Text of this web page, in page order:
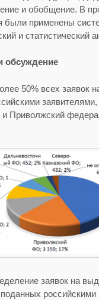
и обобщение. В
были применены
и статистический
обсуждение
50% всех заявок
Приволжский
заявок на
российскими